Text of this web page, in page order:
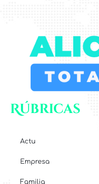
Rúbricas
Actu
Empresa
Familia